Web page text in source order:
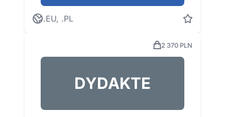
.EU, .PL
2 370 PLN
DYDAKTE